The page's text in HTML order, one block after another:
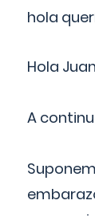
hola
Hola
A